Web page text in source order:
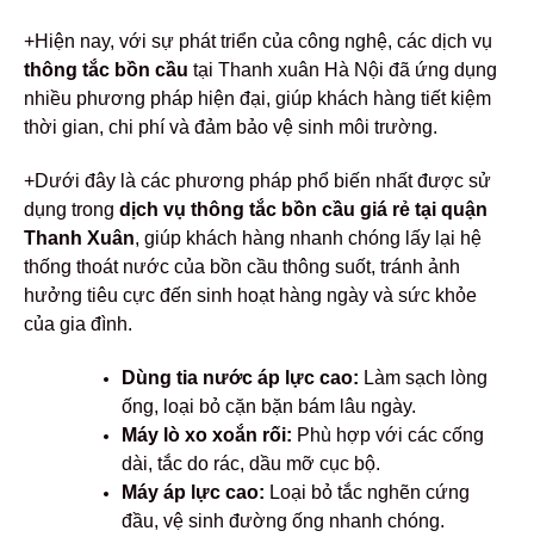
+Hiện nay, với sự phát triển của công nghệ, các dịch vụ
thông tắc bồn cầu tại Thanh xuân Hà Nội đã ứng dụng
nhiều phương pháp hiện đại, giúp khách hàng tiết kiệm
thời gian, chi phí và đảm bảo vệ sinh môi trường.
+Dưới đây là các phương pháp phổ biến nhất được sử
dụng trong dịch vụ thông tắc bồn cầu giá rẻ tại quận
Thanh Xuân, giúp khách hàng nhanh chóng lấy lại hệ
thống thoát nước của bồn cầu thông suốt, tránh ảnh
hưởng tiêu cực đến sinh hoạt hàng ngày và sức khỏe
của gia đình.
Dùng tia nước áp lực cao: Làm sạch lòng
ống, loại bỏ cặn bặn bám lâu ngày.
Máy lò xo xoắn rối: Phù hợp với các cống
dài, tắc do rác, dầu mỡ cục bộ.
Máy áp lực cao: Loại bỏ tắc nghẽn cứng
đầu, vệ sinh đường ống nhanh chóng.